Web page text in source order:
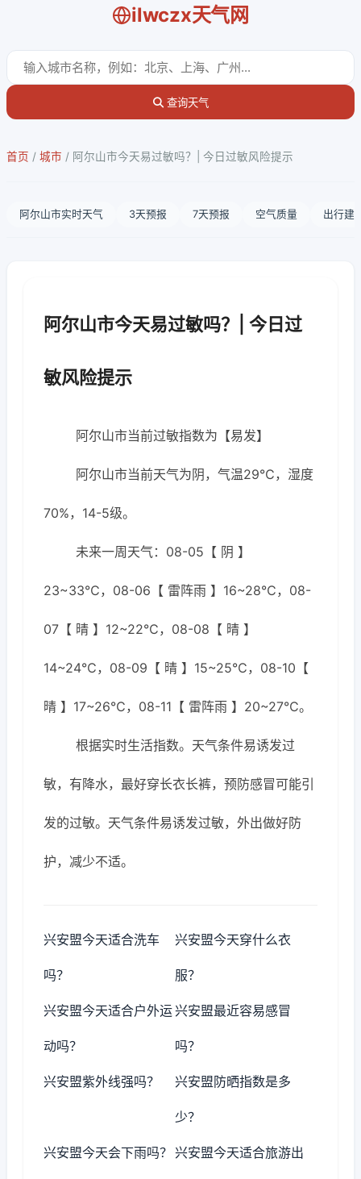
ilwczx天气网
查询天气
首页 / 城市 / 阿尔山市今天易过敏吗？| 今日过敏风险提示
阿尔山市实时天气 3天预报 7天预报 空气质量 出行建
阿尔山市今天易过敏吗？| 今日过
敏风险提示
阿尔山市当前过敏指数为【易发】
阿尔山市当前天气为阴，气温29℃，湿度
70%，14-5级。
未来一周天气：08-05【 阴 】
23~33℃，08-06【 雷阵雨 】16~28℃，08-
07【 晴 】12~22℃，08-08【 晴 】
14~24℃，08-09【 晴 】15~25℃，08-10【
晴 】17~26℃，08-11【 雷阵雨 】20~27℃。
根据实时生活指数。天气条件易诱发过
敏，有降水，最好穿长衣长裤，预防感冒可能引
发的过敏。天气条件易诱发过敏，外出做好防
护，减少不适。
兴安盟今天适合洗车
吗？
兴安盟今天穿什么衣
服？
兴安盟今天适合户外运
动吗？
兴安盟最近容易感冒
吗？
兴安盟紫外线强吗？ 兴安盟防晒指数是多
少？
兴安盟今天会下雨吗？ 兴安盟今天适合旅游出